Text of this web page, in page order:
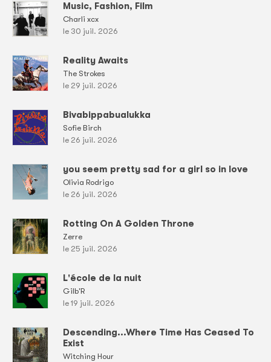
Music, Fashion, Film
Charli xcx
le 30 juil. 2026
Reality Awaits
The Strokes
le 29 juil. 2026
Bivabippabualukka
Sofie Birch
le 26 juil. 2026
you seem pretty sad for a girl so in love
Olivia Rodrigo
le 26 juil. 2026
Rotting On A Golden Throne
Zerre
le 25 juil. 2026
L'école de la nuit
Gilb'R
le 19 juil. 2026
Descending...Where Time Has Ceased To
Exist
Witching Hour